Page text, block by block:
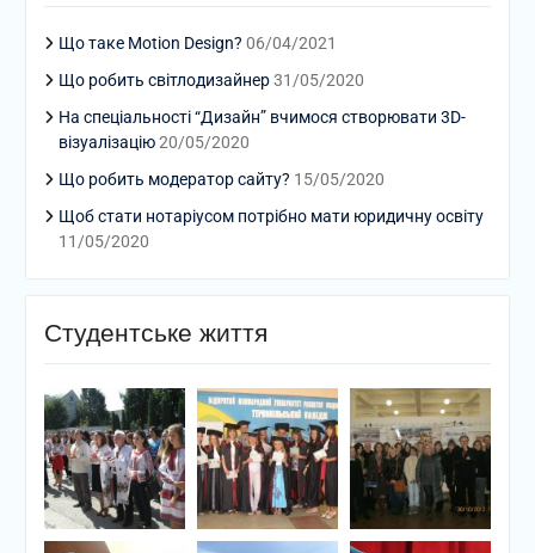
Що таке Motion Design? 06/04/2021
Що робить світлодизайнер 31/05/2020
На спеціальності “Дизайн” вчимося створювати 3D-
візуалізацію 20/05/2020
Що робить модератор сайту? 15/05/2020
Щоб стати нотаріусом потрібно мати юридичну освіту
11/05/2020
Студентське життя